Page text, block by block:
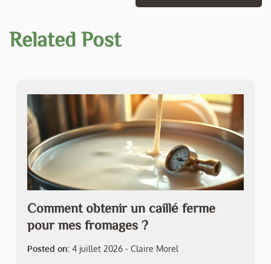
Related Post
Comment obtenir un caillé ferme
pour mes fromages ?
Posted on: 4 juillet 2026 - Claire Morel